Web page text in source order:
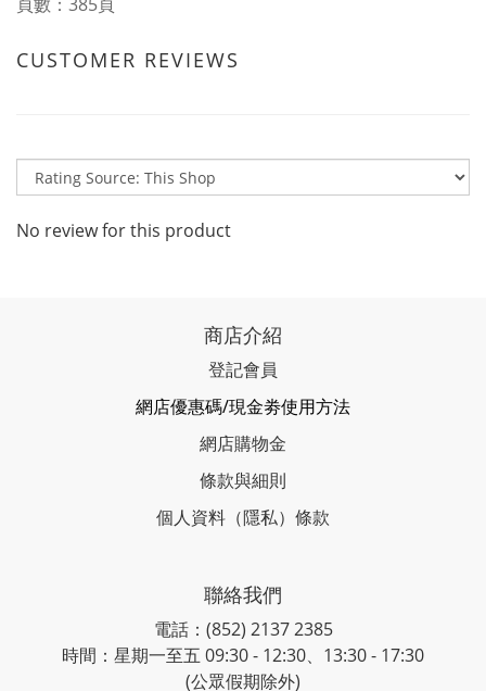
CUSTOMER REVIEWS
No review for this product
商店介紹
登記會員
網店優惠碼/現金劵使用方法
網店購物金
條款與細則
個人資料（隱私）條款
聯絡我們
電話：(852) 2137 2385
時間：星期一至五 09:30 - 12:30、13:30 - 17:30
(公眾假期除外)